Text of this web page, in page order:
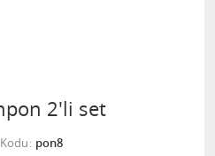
2'li set
pon8